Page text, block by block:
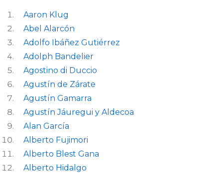
Aaron Klug
Abel Alarcón
Adolfo Ibáñez Gutiérrez
Adolph Bandelier
Agostino di Duccio
Agustín de Zárate
Agustín Gamarra
Agustín Jáuregui y Aldecoa
Alan García
Alberto Fujimori
Alberto Blest Gana
Alberto Hidalgo